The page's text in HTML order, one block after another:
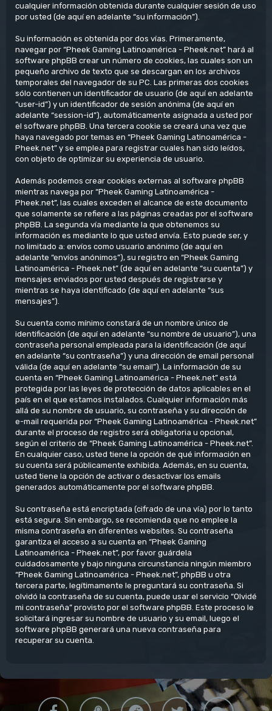
cualquier información obtenida durante cualquier sesión de uso
por usted (de aquí en adelante “su información”).
Su información es obtenida por dos vías. Primeramente,
navegar por “Pheek Gaming Latinoamérica - Pheek.net” hará al
software phpBB crear un número de cookies, las cuales son un
pequeño archivo de texto que se descargan en los archivos
temporales del navegador de su PC. Las primeras dos cookies
sólo contienen un identificador de usuario (de aquí en adelante
“user-id”) y un identificador de sesión anónima (de aquí en
adelante “session-id”), automáticamente asignada a usted por
el software phpBB. Una tercera cookie se creará una vez que
haya navegado por temas en “Pheek Gaming Latinoamérica -
Pheek.net” y se emplea para registrar cuales han sido leídos,
con objeto de optimizar su experiencia de usuario.
Además podemos crear cookies externas al software phpBB
mientras navega por “Pheek Gaming Latinoamérica -
Pheek.net”, las cuales exceden el alcance de este documento
que solamente se refiere a las páginas creadas por el software
phpBB. La segunda vía mediante la que obtenemos su
información es mediante lo que usted envía. Esto puede ser, y
no limitado a: envíos como usuario anónimo (de aquí en
adelante “envíos anónimos”), su registro en “Pheek Gaming
Latinoamérica - Pheek.net” (de aquí en adelante “su cuenta”) y
mensajes enviados por usted después de registrarse y
mientras se haya identificado (de aquí en adelante “sus
mensajes”).
Su cuenta como mínimo constará de un nombre único de
identificación (de aquí en adelante “su nombre de usuario”), una
contraseña personal empleada para la identificación (de aquí
en adelante “su contraseña”) y una dirección de email personal
válida (de aquí en adelante “su email”). La información de su
cuenta en “Pheek Gaming Latinoamérica - Pheek.net” está
protegida por las leyes de protección de datos aplicables en el
país en el que estamos instalados. Cualquier información más
allá de su nombre de usuario, su contraseña y su dirección de
e-mail requerida por “Pheek Gaming Latinoamérica - Pheek.net”
durante el proceso de registro será obligatoria u opcional,
según el criterio de “Pheek Gaming Latinoamérica - Pheek.net”.
En cualquier caso, usted tiene la opción de qué información en
su cuenta será públicamente exhibida. Además, en su cuenta,
usted tiene la opción de activar o desactivar los emails
generados automáticamente por el software phpBB.
Su contraseña está encriptada (cifrado de una vía) por lo tanto
está segura. Sin embargo, se recomienda que no emplee la
misma contraseña en diferentes websites. Su contraseña
garantiza el acceso a su cuenta en “Pheek Gaming
Latinoamérica - Pheek.net”, por favor guárdela
cuidadosamente y bajo ninguna circunstancia ningún miembro
“Pheek Gaming Latinoamérica - Pheek.net”, phpBB u otra
tercera parte, legítimamente le preguntará su contraseña. Si
olvidó la contraseña de su cuenta, puede usar el servicio “Olvidé
mi contraseña” provisto por el software phpBB. Este proceso le
solicitará ingresar su nombre de usuario y su email, luego el
software phpBB generará una nueva contraseña para
recuperar su cuenta.